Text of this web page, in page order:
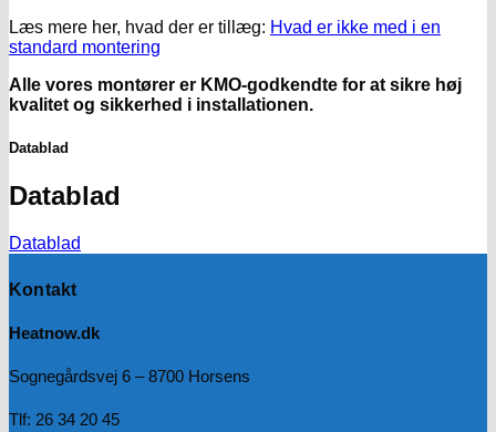
Læs mere her, hvad der er tillæg: Hvad er ikke med i en
standard montering
Alle vores montører er KMO-godkendte for at sikre høj
kvalitet og sikkerhed i installationen.
Datablad
Datablad
Datablad
Kontakt
Heatnow.dk
Sognegårdsvej 6 – 8700 Horsens
Tlf: 26 34 20 45